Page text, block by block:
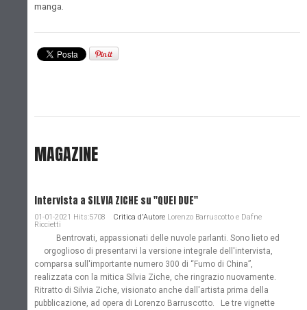
manga.
MAGAZINE
Intervista a SILVIA ZICHE su "QUEI DUE"
01-01-2021 Hits:5708 Critica d'Autore Lorenzo Barruscotto e Dafne
Riccietti
Bentrovati, appassionati delle nuvole parlanti. Sono lieto ed
orgoglioso di presentarvi la versione integrale dell'intervista,
comparsa sull'importante numero 300 di “Fumo di China”,
realizzata con la mitica Silvia Ziche, che ringrazio nuovamente.
Ritratto di Silvia Ziche, visionato anche dall'artista prima della
pubblicazione, ad opera di Lorenzo Barruscotto. Le tre vignette